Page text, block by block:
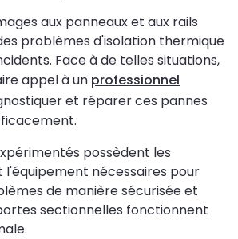
aux panneaux et aux rails
problèmes d'isolation thermique
Face à de telles situations,
appel à un professionnel
et réparer ces pannes
possèdent les
l'équipement nécessaires pour
de manière sécurisée et
sectionnelles fonctionnent